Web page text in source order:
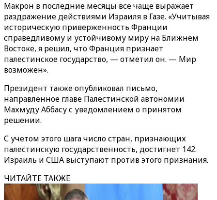
Макрон в последние месяцы все чаще выражает
раздражение действиями Израиля в Газе. «Учитывая
историческую приверженность Франции
справедливому и устойчивому миру на Ближнем
Востоке, я решил, что Франция признает
палестинское государство, — отметил он. — Мир
возможен».
Президент также опубликовал письмо,
направленное главе Палестинской автономии
Махмуду Аббасу с уведомлением о принятом
решении.
С учетом этого шага число стран, признающих
палестинскую государственность, достигнет 142.
Израиль и США выступают против этого признания.
ЧИТАЙТЕ ТАКЖЕ